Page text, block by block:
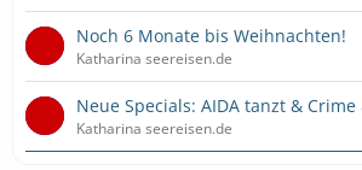
Noch 6 Monate bis Weihnachten!
Katharina seereisen.de
Neue Specials: AIDA tanzt & Crime
Katharina seereisen.de